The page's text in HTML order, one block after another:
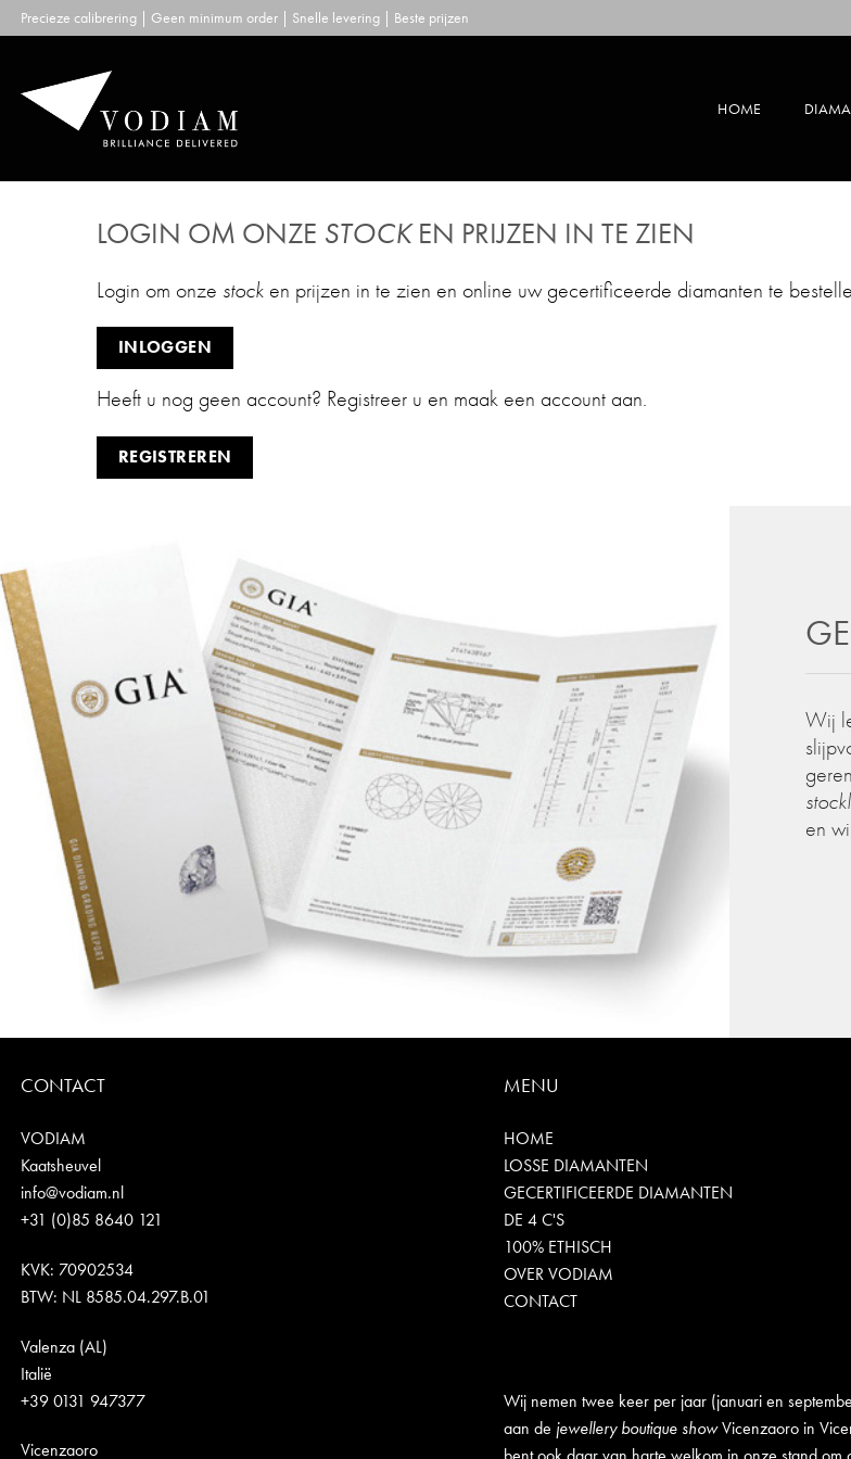
Skip
to
Precieze calibrering | Geen minimum order | Snelle levering | Beste prijzen
HOME
LOGIN OM ONZE STOCKEN PRIJZEN IN TE ZIEN
Login om onze stock en prijzen in te zien en online uw gecertificeerde diamanten te
INLOGGEN
Heeft u nog geen account? Registreer u en maak een account aan.
REGISTREREN
Wij
en
CONTACT
VODIAM
Kaatsheuvel
info@vodiam.nl
+31 (0)85 8640 121
KVK: 70902534
BTW: NL 8585.04.297.B.01
Valenza (AL)
Italië
+39 0131 947377
Vicenzaoro
MENU
HOME
LOSSE DIAMANTEN
GECERTIFICEERDE DIAMANTEN
DE 4 C'S
100% ETHISCH
OVER VODIAM
CONTACT
Wij nemen twee keer per jaar (januari en
aan de jewellery boutique showVicenzaoro in